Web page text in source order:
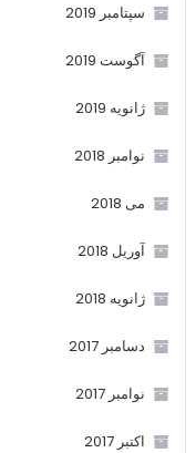
سپتامبر 2019
آگوست 2019
ژانویه 2019
نوامبر 2018
می 2018
آوریل 2018
ژانویه 2018
دسامبر 2017
نوامبر 2017
اکتبر 2017